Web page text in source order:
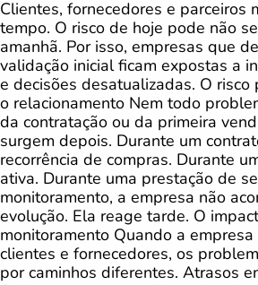
Clientes, fornecedores e parceiros
tempo. O risco de hoje pode não
amanhã. Por isso, empresas que
validação inicial ficam expostas a
e decisões desatualizadas. O
o relacionamento Nem todo
da contratação ou da primeira
surgem depois. Durante um
recorrência de compras. Durante
ativa. Durante uma prestação de
monitoramento, a empresa não
evolução. Ela reage tarde. O
monitoramento Quando a
clientes e fornecedores, os
por caminhos diferentes. Atrasos